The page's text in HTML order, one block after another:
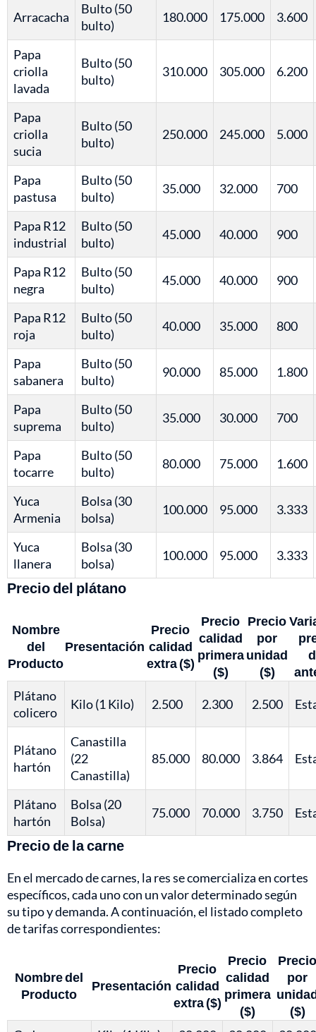
Arracacha
Bulto (50
bulto)
180.000 175.000 3.600
Papa
criolla
lavada
Bulto (50
bulto)
310.000 305.000 6.200
Papa
criolla
sucia
Bulto (50
bulto)
250.000 245.000 5.000
Papa
pastusa
Bulto (50
bulto)
35.000 32.000 700
Papa R12
industrial
Bulto (50
bulto)
45.000 40.000 900
Papa R12
negra
Bulto (50
bulto)
45.000 40.000 900
Papa R12
roja
Bulto (50
bulto)
40.000 35.000 800
Papa
sabanera
Bulto (50
bulto)
90.000 85.000 1.800
Papa
suprema
Bulto (50
bulto)
35.000 30.000 700
Papa
tocarre
Bulto (50
bulto)
80.000 75.000 1.600
Yuca
Armenia
Bolsa (30
bolsa)
100.000 95.000 3.333
Yuca
llanera
Bolsa (30
bolsa)
100.000 95.000 3.333
Precio del plátano
Nombre
del
Producto
Presentación
Precio
calidad
extra ($)
Precio
calidad
primera
($)
Precio
por
unidad
($)
Plátano
colicero
Kilo (1 Kilo) 2.500 2.300 2.500
Plátano
hartón
Canastilla
(22
Canastilla)
85.000 80.000 3.864
Plátano
hartón
Bolsa (20
Bolsa)
75.000 70.000 3.750
Precio de la carne
En el mercado de carnes, la res se comercializa en cortes
específicos, cada uno con un valor determinado según
su tipo y demanda. A continuación, el listado completo
de tarifas correspondientes:
Nombre del
Producto
Presentación
Precio
calidad
extra ($)
Precio
calidad
primera
($)
Precio
por
($)